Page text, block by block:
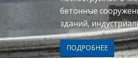
бетонные
зданий,
ПОДРОБНЕЕ